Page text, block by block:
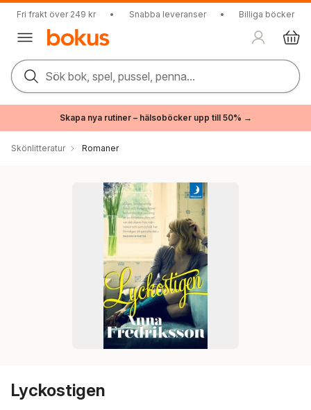
Fri frakt över 249 kr • Snabba leveranser • Billiga böcker
Sök bok, spel, pussel, penna...
Skapa nya rutiner – hälsoböcker upp till 50% →
Skönlitteratur Romaner
Lyckostigen